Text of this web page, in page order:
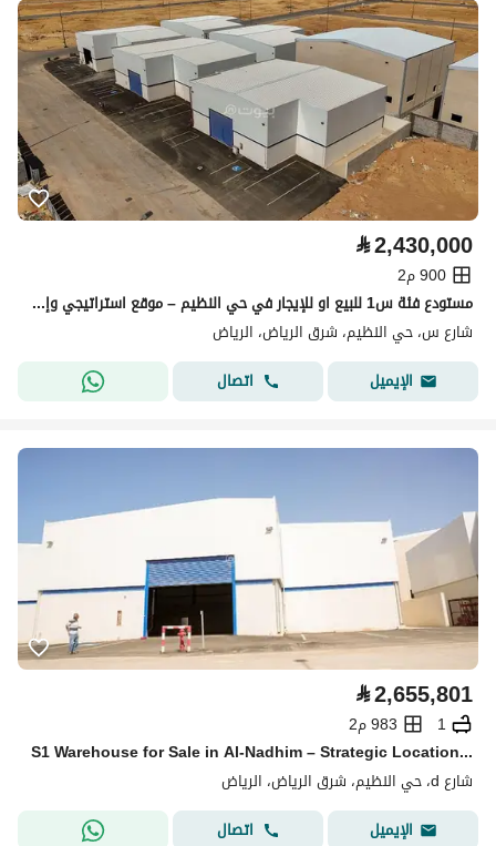
⃁2,430,000
900 م2
مستودع فئة س1 للبيع او للإيجار في حي النظيم – موقع استراتيجي وإمكانية التبريد
شارع س، حي النظيم، شرق الرياض، الرياض
الإيميل
اتصال
⃁2,655,801
1
983 م2
S1 Warehouse for Sale in Al-Nadhim – Strategic Location with Refrigeration Option
شارع d، حي النظيم، شرق الرياض، الرياض
الإيميل
اتصال